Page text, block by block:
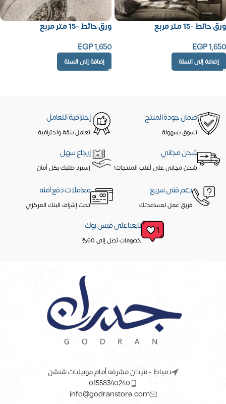
ورق حائط -15 متر مربع
EGP1,650
إضافة إلى السلة
ورق حائط -15 متر مربع
EGP1,650
إضافة إلى السلة
ضمان جودة المنتج
تسوق بسهولة
إحترافية التعامل
تعامل بثقة واحترافية
شحن مجاني
شحن مجاني على أغلب المنتجات!
إرجاع سهل
إسترد طلبك بكل أمان
دعم فنى سريع
فريق عمل لمساعدتك
معاملات دفع آمنه
تحت إشراف البنك المركزي
تابعنا على فيس بوك
خصومات تصل إلى 60%
دمياط - ميدان مشرفه أمام موبيليات شنشن
01558340240
info@godranstore.com